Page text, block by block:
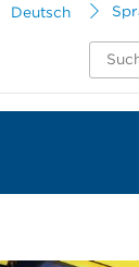
Deutsch